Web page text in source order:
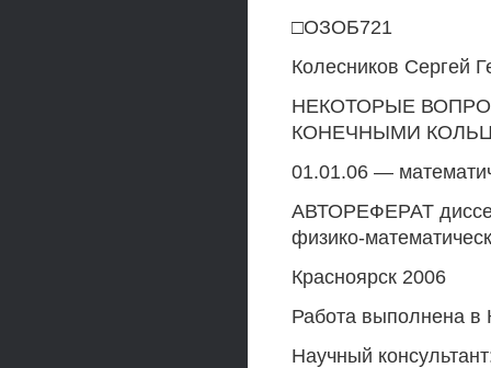
□ОЗОБ721
Колесников Сергей
НЕКОТОРЫЕ
КОНЕЧНЫМИ
01.01.06 —
АВТОРЕФЕРАТ
физико-
Красноярск 2006
Работа выполнена в
Научный